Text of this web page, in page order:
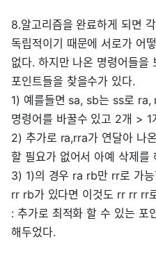
8.알고리즘을 완료하게 되면
독립적이기 때문에 서로가 어
없다. 하지만 나온 명령어들을
포인트들을 찾을수가 있다.
1) 예를들면 sa, sb는 ss로
명령어를 바꿀수 있고 2개 > 1
2) 추가로 ra,rra가 연달아 나
할 필요가 없어서 아예 삭제를
3) 1)의 경우 ra rb만 rr로 가
rr rb가 있다면 이것도 rr rr rr
: 추가로 최적화 할 수 있는 포
해두었다.